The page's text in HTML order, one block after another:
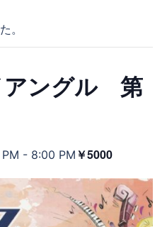
。
アングル 第
- 8:00 PM ￥5000